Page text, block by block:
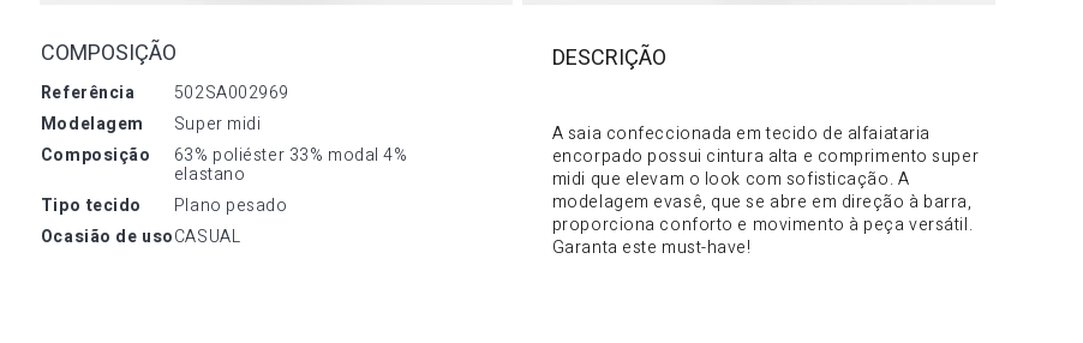
COMPOSIÇÃO
referência
502SA002969
modelagem
Super midi
composição
63% poliéster 33% modal 4%
elastano
tipo tecido
Plano pesado
ocasião de usoCASUAL
A saia confeccionada em tecido de alfaiataria
encorpado possui cintura alta e comprimento super
midi que elevam o look com sofisticação. A
modelagem evasê, que se abre em direção à barra,
proporciona conforto e movimento à peça versátil.
Garanta este must-have!